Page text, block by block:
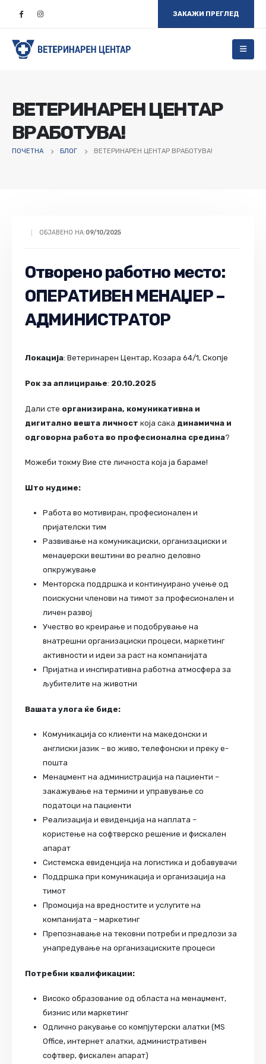
ЗАКАЖИ ПРЕГЛЕД
ВЕТЕРИНАРЕН ЦЕНТАР
ВРАБОТУВА!
ПОЧЕТНА БЛОГ ВЕТЕРИНАРЕН ЦЕНТАР ВРАБОТУВА!
ОБЈАВЕНО НА:09/10/2025
Отворено работно место:
ОПЕРАТИВЕН МЕНАЏЕР –
АДМИНИСТРАТОР
Локација: Ветеринарен Центар, Козара 64/1, Скопје
Рок за аплицирање: 20.10.2025
Дали сте организирана, комуникативна и
дигитално вешта личност која сака динамична и
одговорна работа во професионална средина?
Можеби токму Вие сте личноста која ја бараме!
Што нудиме:
Работа во мотивиран, професионален и
пријателски тим
Развивање на комуникациски, организациски и
менаџерски вештини во реално деловно
опкружување
Менторска поддршка и континуирано учење од
поискусни членови на тимот за професионален и
личен развој
Учество во креирање и подобрување на
внатрешни организациски процеси, маркетинг
активности и идеи за раст на компанијата
Пријатна и инспиративна работна атмосфера за
љубителите на животни
Вашата улога ќе биде:
Комуникација со клиенти на македонски и
англиски јазик – во живо, телефонски и преку е-
пошта
Менаџмент на администрација на пациенти –
закажување на термини и управување со
податоци на пациенти
Реализација и евиденција на наплата –
користење на софтверско решение и фискален
апарат
Системска евиденција на логистика и добавувачи
Поддршка при комуникација и организација на
тимот
Промоција на вредностите и услугите на
компанијата – маркетинг
Препознавање на тековни потреби и предлози за
унапредување на организациските процеси
Потребни квалификации:
Високо образование од областа на менаџмент,
бизнис или маркетинг
Одлично ракување со компјутерски алатки (MS
Office, интернет алатки, административен
софтвер, фискален апарат)